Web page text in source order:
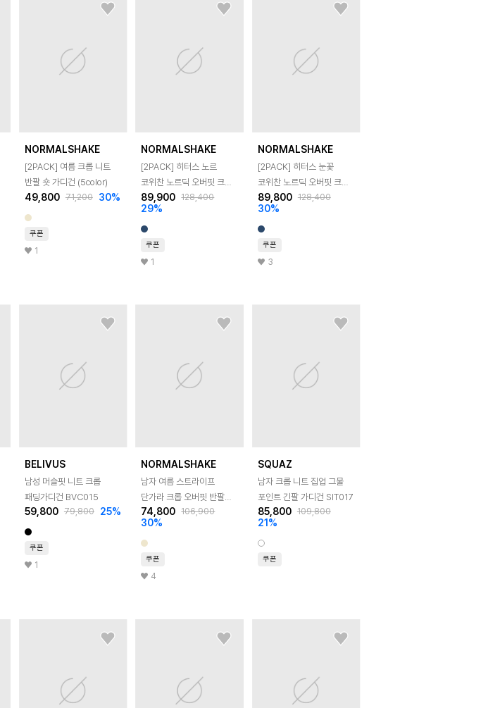
NORMALSHAKE
[2PACK] 여름 크롭 니트
반팔 숏 가디건 (5color)
49,800 71,200 30%
쿠폰
1
NORMALSHAKE
[2PACK] 히터스 노르
코위찬 노르딕 오버핏 크롭
가디건 (4color)
89,900 128,400
29%
쿠폰
1
NORMALSHAKE
[2PACK] 히터스 눈꽃
코위찬 노르딕 오버핏 크롭
가디건 (4color)
89,800 128,400
30%
쿠폰
3
BELIVUS
남성 머슬핏 니트 크롭
패딩가디건 BVC015
59,800 79,800 25%
쿠폰
1
NORMALSHAKE
남자 여름 스트라이프
단가라 크롭 오버핏 반팔
가디건 헨리넥
74,800 106,900
30%
쿠폰
4
SQUAZ
남자 크롭 니트 집업 그물
포인트 긴팔 가디건 SIT017
85,800 109,800
21 %
쿠폰